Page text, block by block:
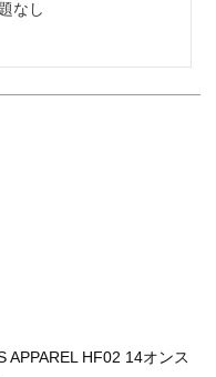
なし
APPAREL HF02 14オンス